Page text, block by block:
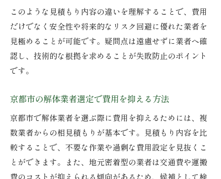
このような見積もり内容の違いを理解することで、費用
だけでなく安全性や将来的なリスク回避に優れた業者を
見極めることが可能です。疑問点は遠慮せずに業者へ確
認し、技術的な根拠を求めることが失敗防止のポイント
です。
京都市の解体業者選定で費用を抑える方法
京都市で解体業者を選ぶ際に費用を抑えるためには、複
数業者からの相見積もりが基本です。見積もり内容を比
較することで、不要な作業や過剰な費用設定を見抜くこ
とができます。また、地元密着型の業者は交通費や運搬
費のコストが抑えられる傾向があるため、候補として検